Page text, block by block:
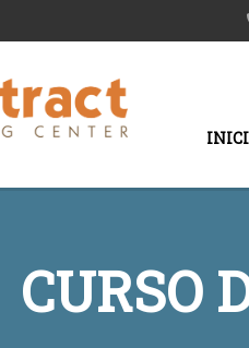
CURSO